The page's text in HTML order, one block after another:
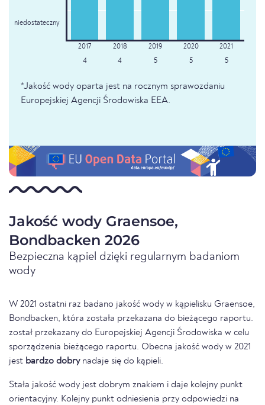
niedostateczny
4 4 5 5 5
*Jakość wody oparta jest na rocznym sprawozdaniu
Europejskiej Agencji Środowiska EEA.
Jakość wody Graensoe,
Bondbacken 2026
Bezpieczna kąpiel dzięki regularnym badaniom
wody
W 2021 ostatni raz badano jakość wody w kąpielisku Graensoe,
Bondbacken, która została przekazana do bieżącego raportu.
został przekazany do Europejskiej Agencji Środowiska w celu
sporządzenia bieżącego raportu. Obecna jakość wody w 2021
jest bardzo dobrynadaje się do kąpieli.
Stała jakość wody jest dobrym znakiem i daje kolejny punkt
orientacyjny. Kolejny punkt odniesienia przy odpowiedzi na